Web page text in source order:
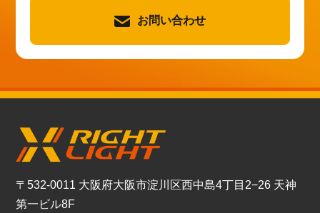
お問い合わせ
〒532-0011 大阪府大阪市淀川区西中島4丁目2−26 天神
第一ビル8F